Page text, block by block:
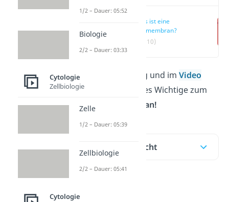
Was ist eine
Zellmembran?
(00:10)
In unserem Beitrag und imVideo
erklären wir dir alles Wichtige zum
Thema
Zellmembran!
Inhaltsübersicht
Was ist eine
1/2 – Dauer: 05:52
Biologie
2/2 – Dauer: 03:33
Cytologie
Zellbiologie
Zelle
1/2 – Dauer: 05:39
Zellbiologie
2/2 – Dauer: 05:41
Cytologie